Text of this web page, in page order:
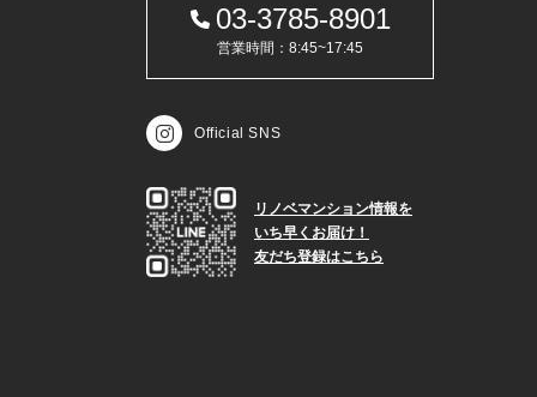
03-3785-8901
営業時間：8:45~17:45
Official SNS
リノベマンション情報を
いち早くお届け！
友だち登録はこちら